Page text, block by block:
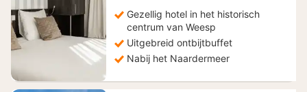
Gezellig hotel in het historisch
centrum van Weesp
Uitgebreid ontbijtbuffet
Nabij het Naardermeer